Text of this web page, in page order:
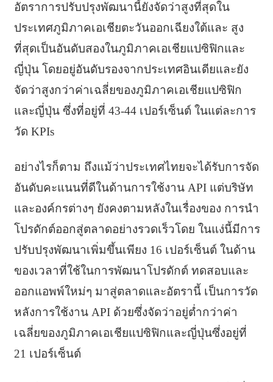
อัตราการปรับปรุงพัฒนานี้ยังจัดว่าสูงที่สุดใน
ประเทศภูมิภาคเอเชียตะวันออกเฉียงใต้และ สูง
ที่สุดเป็นอันดับสองในภูมิภาคเอเชียแปซิฟิกและ
ญี่ปุ่น โดยอยู่อันดับรองจากประเทศอินเดียและยัง
จัดว่าสูงกว่าค่าเฉลี่ยของภูมิภาคเอเชียแปซิฟิก
และญี่ปุ่น ซึ่งที่อยู่ที่ 43-44 เปอร์เซ็นต์ ในแต่ละการ
วัด KPIs
อย่างไรก็ตาม ถึงแม้ว่าประเทศไทยจะได้รับการจัด
อันดับคะแนนที่ดีในด้านการใช้งาน API แต่บริษัท
และองค์กรต่างๆ ยังคงตามหลังในเรื่องของ การนำ
โปรดักต์ออกสู่ตลาดอย่างรวดเร็วโดย ในแง่นี้มีการ
ปรับปรุงพัฒนาเพิ่มขึ้นเพียง 16 เปอร์เซ็นต์ ในด้าน
ของเวลาที่ใช้ในการพัฒนาโปรดักต์ ทดสอบและ
ออกแอพพ์ใหม่ๆ มาสู่ตลาดและอัตรานี้ เป็นการวัด
หลังการใช้งาน API ด้วยซึ่งจัดว่าอยู่ต่ำกว่าค่า
เฉลี่ยของภูมิภาคเอเชียแปซิฟิกและญี่ปุ่นซึ่งอยู่ที่
21 เปอร์เซ็นต์